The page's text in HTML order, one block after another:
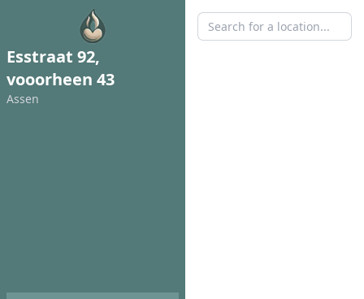
Esstraat 92,
vooorheen 43
Assen